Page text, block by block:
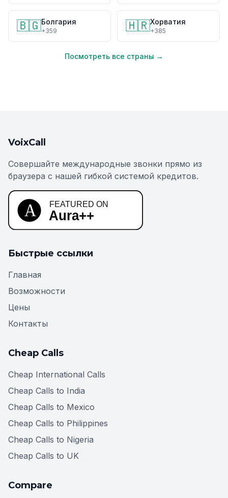
🇧🇬Болгария
+359 🇭🇷Хорватия
+385
Посмотреть все страны →
VoixCall
Совершайте международные звонки прямо из
браузера с нашей гибкой системой кредитов.
Быстрые ссылки
Главная
Возможности
Цены
Контакты
Cheap Calls
Cheap International Calls
Cheap Calls to India
Cheap Calls to Mexico
Cheap Calls to Philippines
Cheap Calls to Nigeria
Cheap Calls to UK
Compare